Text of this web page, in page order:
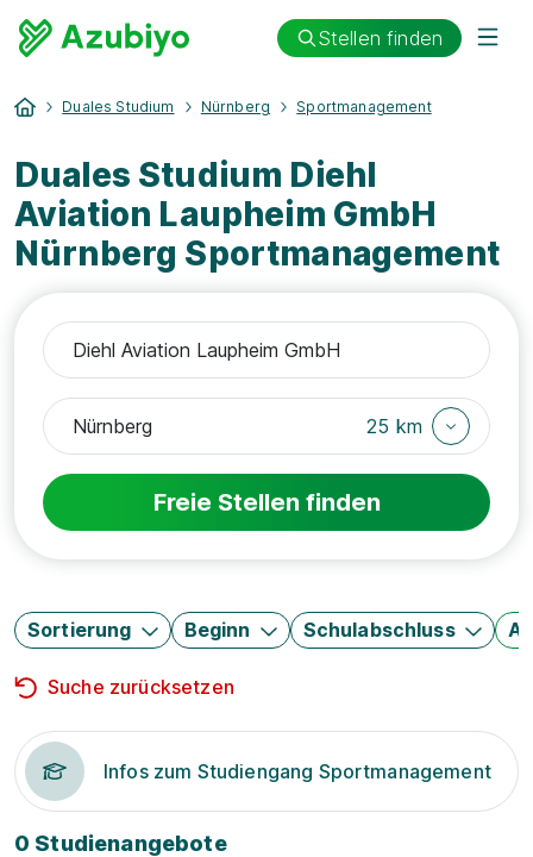
Stellen finden
Duales Studium Nürnberg Sportmanagement
Duales Studium Diehl
Aviation Laupheim GmbH
Nürnberg Sportmanagement
25 km
Freie Stellen finden
Sortierung Beginn Schulabschluss
Suche zurücksetzen
Infos zum Studiengang Sportmanagement
0 Studienangebote